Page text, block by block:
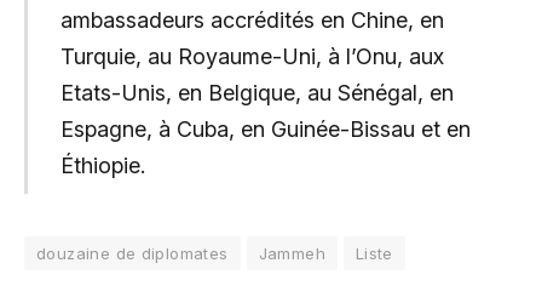
ambassadeurs accrédités en Chine, en
Turquie, au Royaume-Uni, à l’Onu, aux
Etats-Unis, en Belgique, au Sénégal, en
Espagne, à Cuba, en Guinée-Bissau et en
Éthiopie.
douzaine de diplomates Jammeh Liste